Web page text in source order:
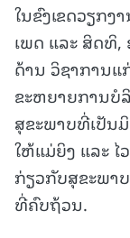
ໃນຂົງເຂດວຽກ
ເພດ ແລະ ສິດທິ,
ດ້ານ ວິຊາການ
ຂະຫຍາຍການບໍ
ສຸຂະພາບທີ່ເປັນ
ໃຫ້ແມ່ຍິງ ແລະ
ກ່ຽວກັບສຸຂະພາບ
ທີ່ຄົບຖ້ວນ.